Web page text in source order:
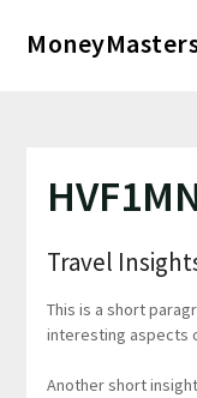
Travel
This is a short
interesting aspects
Another short